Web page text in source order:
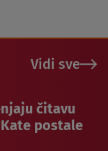
Vidi sve
čitavu
postale